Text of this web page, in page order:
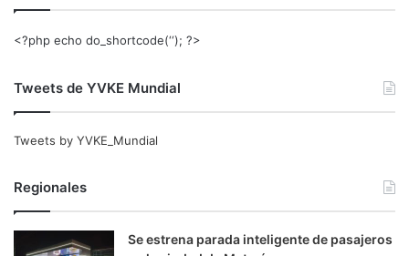
<?php echo do_shortcode(‘‘); ?>
Tweets de YVKE Mundial
Tweets by YVKE_Mundial
Regionales
Se estrena parada inteligente de pasajeros